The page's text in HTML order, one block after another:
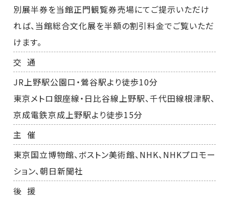
別展半券を当館正門観覧券売場にてご提示いただけ
れば、当館総合文化展を半額の割引料金でご覧いただ
けます。
交 通
JR上野駅公園口・鶯谷駅より徒歩10分
東京メトロ銀座線・日比谷線上野駅、千代田線根津駅、
京成電鉄京成上野駅より徒歩15分
主 催
東京国立博物館、ボストン美術館、NHK、NHKプロモー
ション、朝日新聞社
後 援